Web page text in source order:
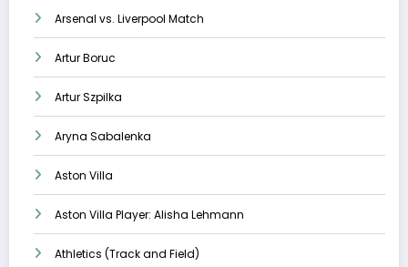
Arsenal vs. Liverpool Match
Artur Boruc
Artur Szpilka
Aryna Sabalenka
Aston Villa
Aston Villa Player: Alisha Lehmann
Athletics (Track and Field)